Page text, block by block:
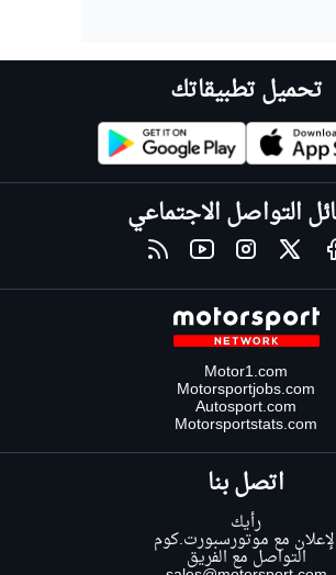
تحميل تطبيقاتك
التواصل الاجتماعي
Motor1.com
Motorsportjobs.com
Autosport.com
Motorsportstats.com
اتصل بنا
رأيك
مع موتورسبورت.كوم
التواصل مع الفريق